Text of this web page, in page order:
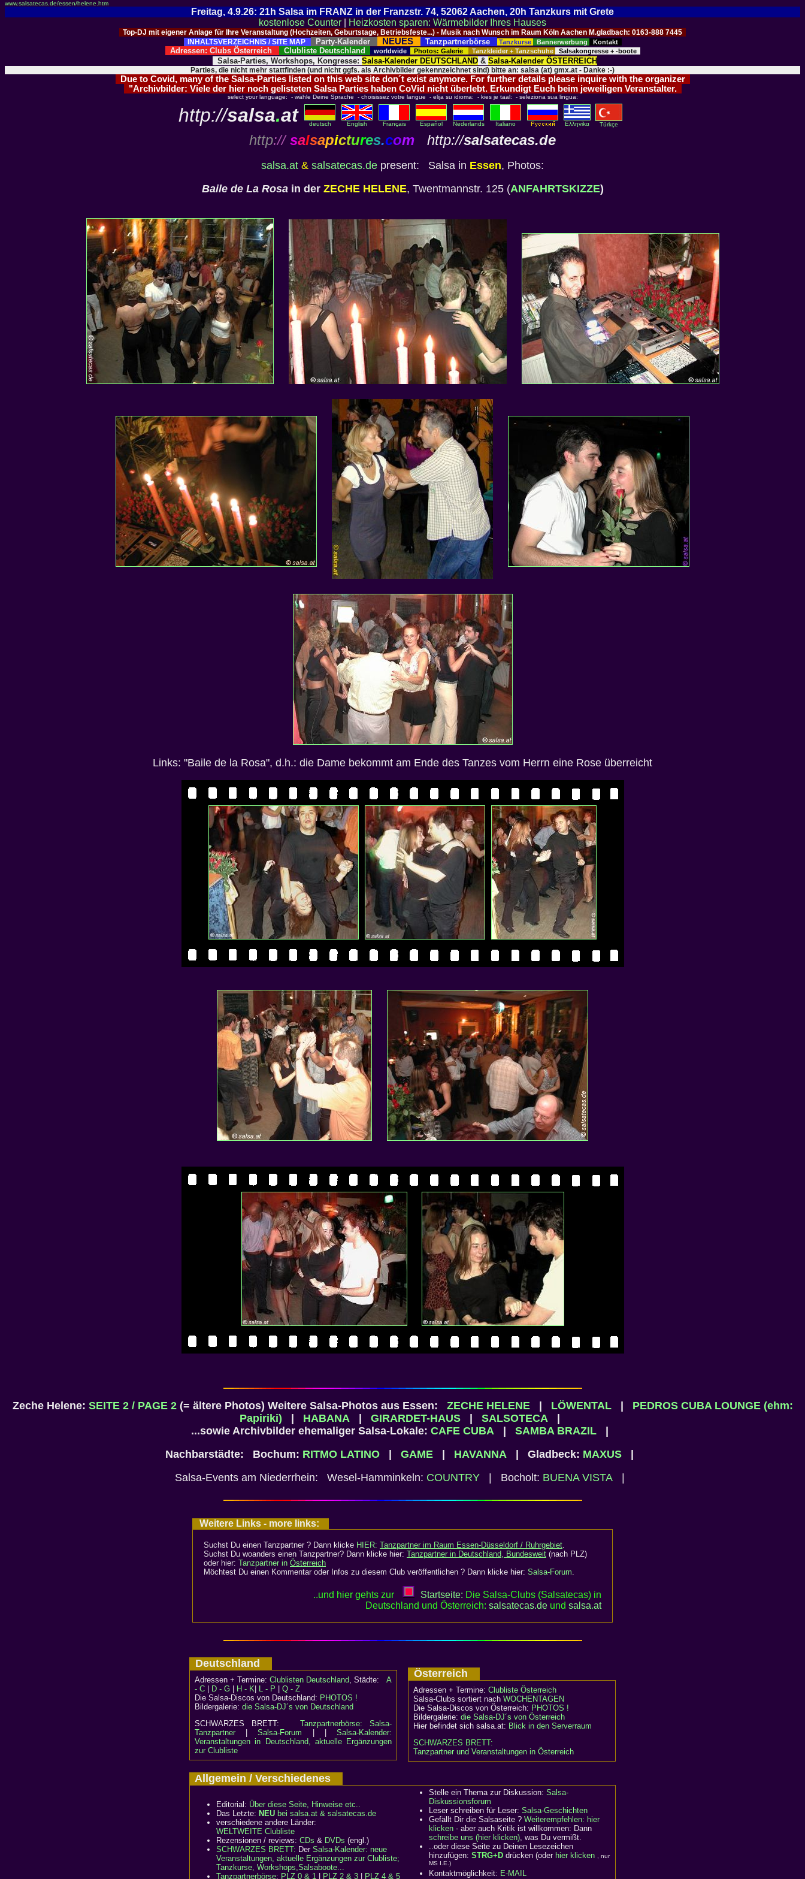
www.salsatecas.de/essen/helene.htm
Freitag, 4.9.26: 21h Salsa im FRANZ in der Franzstr. 74, 52062 Aachen, 20h Tanzkurs mit Grete
kostenlose Counter
Heizkosten sparen: Wärmebilder Ihres Hauses
Top-DJ mit eigener Anlage für Ihre Veranstaltung (Hochzeiten, Geburtstage, Betriebsfeste...) - Musik nach Wunsch im Raum Köln Aachen M.gladbach: 0163-888 7445
INHALTSVERZEICHNIS / SITE MAP
Party-Kalender NEUES Tanzpartnerbörse Tanzkurse Bannerwerbung Kontakt
Adressen: Clubs Österreich Clubliste Deutschland worldwide Photos: Galerie Tanzkleider + Tanzschuhe Salsakongresse + -boote
Salsa-Parties, Workshops, Kongresse: Salsa-Kalender DEUTSCHLAND & Salsa-Kalender ÖSTERREICH
Parties, die nicht mehr stattfinden (und nicht ggfs. als Archivbilder gekennzeichnet sind) bitte an: salsa (at) gmx.at - Danke :-)
Due to Covid, many of the Salsa-Parties listed on this web site don´t exist anymore. For further details please inquire with the organizer
"Archivbilder: Viele der hier noch gelisteten Salsa Parties haben CoVid nicht überlebt. Erkundigt Euch beim jeweiligen Veranstalter.
select your language: - wähle Deine Sprache - choisissez votre langue - elija su idioma: - kies je taal: - seleziona sua lingua:
http://salsa.at deutsch English Français Español Nederlands Italiano Eλληvikα Türkçe
http:// salsapictures.com http://salsatecas.de
salsa.at & salsatecas.de present: Salsa in Essen, Photos:
Baile de La Rosain der ZECHE HELENE, Twentmannstr. 125 (ANFAHRTSKIZZE)
Links: "Baile de la Rosa", d.h.: die Dame bekommt am Ende des Tanzes vom Herrn eine Rose überreicht
Zeche Helene: SEITE 2 / PAGE 2(= ältere Photos) Weitere Salsa-Photos aus Essen: ZECHE HELENE| LÖWENTAL| PEDROS CUBA LOUNGE (ehm:
Papiriki)
HABANA| GIRARDET-HAUS| SALSOTECA|
...sowie Archivbilder ehemaliger Salsa-Lokale: CAFE CUBA| SAMBA BRAZIL|
Nachbarstädte: Bochum: RITMO LATINO GAME HAVANNA | Gladbeck: MAXUS
Salsa-Events am Niederrhein: Wesel-Hamminkeln: COUNTRY| Bocholt: BUENA VISTA|
Weitere Links - more links:
Suchst Du einen Tanzpartner ? Dann klicke HIER: Tanzpartner im Raum Essen-Düsseldorf / Ruhrgebiet.
Suchst Du woanders einen Tanzpartner? Dann klicke hier: Tanzpartner in Deutschland, Bundesweit (nach PLZ)
oder hier: Tanzpartner in Österreich
Möchtest Du einen Kommentar oder Infos zu diesem Club veröffentlichen ? Dann klicke hier: Salsa-Forum.
..und hier gehts zur Startseite: Die Salsa-Clubs (Salsatecas) in
Deutschland und Österreich: salsatecas.de und salsa.at
Deutschland
Adressen + Termine: Clublisten Deutschland, Städte: A
- C
D - G H - K L - P
Q - Z
Die Salsa-Discos von Deutschland: PHOTOS !
Bildergalerie: die Salsa-DJ´s von Deutschland
SCHWARZES BRETT:Tanzpartnerbörse: Salsa-
Tanzpartner|Salsa-Forum | |Salsa-Kalender:
Veranstaltungen in Deutschland, aktuelle Ergänzungen
zur Clubliste
Österreich
Adressen + Termine: Clubliste Österreich
Salsa-Clubs sortiert nach WOCHENTAGEN
Die Salsa-Discos von Österreich: PHOTOS !
Bildergalerie: die Salsa-DJ´s von Österreich
Hier befindet sich salsa.at: Blick in den Serverraum
SCHWARZES BRETT:
Tanzpartner und Veranstaltungen in Österreich
Allgemein / Verschiedenes
Editorial: Über diese Seite, Hinweise etc..
Das Letzte: NEU bei salsa.at & salsatecas.de
verschiedene andere Länder:
WELTWEITE Clubliste
Rezensionen / reviews: CDs & DVDs (engl.)
SCHWARZES BRETT: Der Salsa-Kalender: neue
Veranstaltungen, aktuelle Ergänzungen zur Clubliste;
Tanzkurse, Workshops,Salsaboote...
Tanzpartnerbörse: PLZ 0 & 1 PLZ 2 & 3 PLZ 4 & 5
Stelle ein Thema zur Diskussion: Salsa-
Diskussionsforum
Leser schreiben für Leser: Salsa-Geschichten
Gefällt Dir die Salsaseite ? Weiterempfehlen: hier
klicken - aber auch Kritik ist willkommen: Dann
schreibe uns (hier klicken), was Du vermißt.
..oder diese Seite zu Deinen Lesezeichen
hinzufügen: STRG+D drücken (oder hier klicken , nur
MS I.E.)
Kontaktmöglichkeit: E-MAIL